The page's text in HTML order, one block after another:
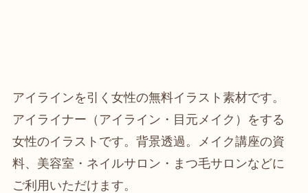
アイラインを引く女性の無料イラスト素材です。
アイライナー（アイライン・目元メイク）をする
女性のイラストです。背景透過。メイク講座の資
料、美容室・ネイルサロン・まつ毛サロンなどに
ご利用いただけます。